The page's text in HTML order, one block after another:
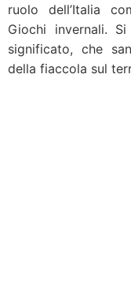
ruolo dell’Italia
Giochi invernali.
significato, che
della fiaccola sul